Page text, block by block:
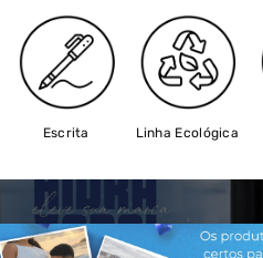
Escrita Linha Ecológica